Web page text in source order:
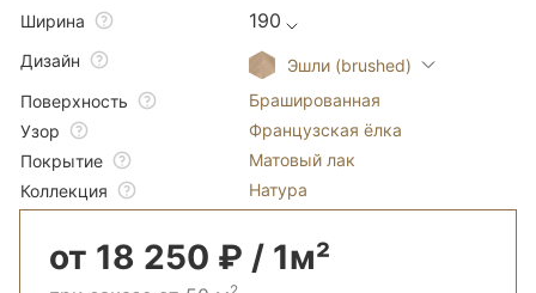
Ширина 190
Дизайн
Эшли (brushed)
Поверхность
Брашированная
Узор
Французская ёлка
Покрытие
Матовый лак
Коллекция
Натура
от 18 250 ₽ / 1м²